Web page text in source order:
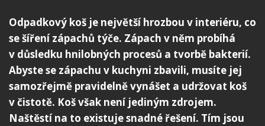
Odpadkový koš je největší hrozbou v interiéru, co
se šíření zápachů týče. Zápach v něm probíhá
v důsledku hnilobných procesů a tvorbě bakterií.
Abyste se zápachu v kuchyni zbavili, musíte jej
samozřejmě pravidelně vynášet a udržovat koš
v čistotě. Koš však není jediným zdrojem.
Naštěstí na to existuje snadné řešení. Tím jsou